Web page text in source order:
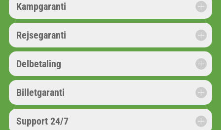
Kampgaranti
Rejsegaranti
Delbetaling
Billetgaranti
Support 24/7